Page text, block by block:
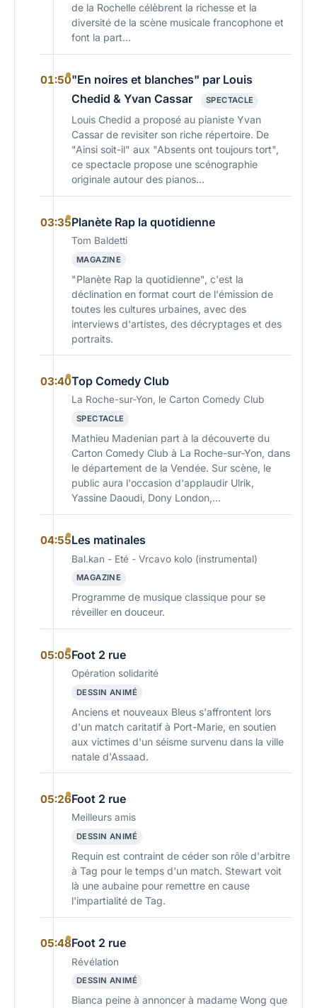
de la Rochelle célèbrent la richesse et la
diversité de la scène musicale francophone et
font la part…
01:50"En noires et blanches" par Louis
Chedid & Yvan Cassar
SPECTACLE
Louis Chedid a proposé au pianiste Yvan
Cassar de revisiter son riche répertoire. De
"Ainsi soit-il" aux "Absents ont toujours tort",
ce spectacle propose une scénographie
originale autour des pianos…
03:35Planète Rap la quotidienne
Tom Baldetti
MAGAZINE
"Planète Rap la quotidienne", c'est la
déclination en format court de l'émission de
toutes les cultures urbaines, avec des
interviews d'artistes, des décryptages et des
portraits.
03:40Top Comedy Club
La Roche-sur-Yon, le Carton Comedy Club
SPECTACLE
Mathieu Madenian part à la découverte du
Carton Comedy Club à La Roche-sur-Yon, dans
le département de la Vendée. Sur scène, le
public aura l'occasion d'applaudir Ulrik,
Yassine Daoudi, Dony London,…
04:55Les matinales
Bal.kan - Eté - Vrcavo kolo (instrumental)
MAGAZINE
Programme de musique classique pour se
réveiller en douceur.
05:05Foot 2 rue
Opération solidarité
DESSIN ANIMÉ
Anciens et nouveaux Bleus s'affrontent lors
d'un match caritatif à Port-Marie, en soutien
aux victimes d'un séisme survenu dans la ville
natale d'Assaad.
05:26Foot 2 rue
Meilleurs amis
DESSIN ANIMÉ
Requin est contraint de céder son rôle d'arbitre
à Tag pour le temps d'un match. Stewart voit
là une aubaine pour remettre en cause
l'impartialité de Tag.
05:48Foot 2 rue
Révélation
DESSIN ANIMÉ
Bianca peine à annoncer à madame Wong que